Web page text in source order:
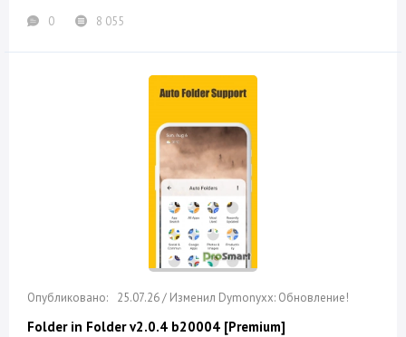
0 8 055
25.07.26 / Изменил Dymonyxx: Обновление!
Folder in Folder v2.0.4 b20004 [Premium]